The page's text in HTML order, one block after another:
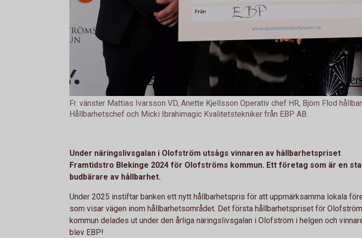
Fr. vänster Mattias Ivarsson VD, Anette Kjellsson Operativ chef HR, Björn Flod
Hållbarhetschef och Micki Ibrahimagic Kvalitetstekniker från EBP AB.
Under näringslivsgalan i Olofström utsågs vinnaren av hållbarhetspriset
Framtidstro Blekinge 2024 för Olofströms kommun. Ett företag som är en
budbärare av hållbarhet.
Under 2025 instiftar banken ett nytt hållbarhetspris för att uppmärksamma lokala
som visar vägen inom hållbarhetsområdet. Det första hållbarhetspriset för
kommun delades ut under den årliga näringslivsgalan i Olofström i helgen och
blev EBP!